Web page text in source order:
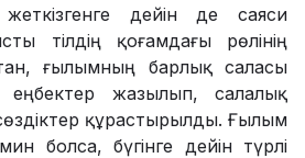
жеткізгенге дейін де саяси
тілдің қоғамдағы рөлінің
ғылымның барлық саласы
жазылып, салалық
құрастырылды. Ғылым
болса, бүгінге дейін түрлі